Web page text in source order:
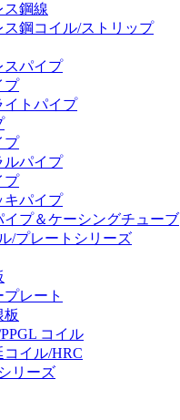
ス鋼線
ス鋼コイル/ストリップ
スパイプ
プ
イトパイプ
プ
ルパイプ
プ
キパイプ
イプ＆ケーシングチューブ
/プレートシリーズ
レート
板
コイル
コイル/HRC
リーズ